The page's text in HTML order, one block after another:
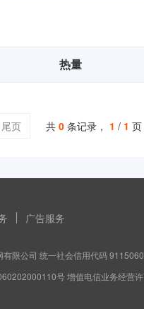
热量
尾页 共 0 条记录， 1 / 1
广告服务
限公司 统一社会信用代码
号 增值电信业务经营